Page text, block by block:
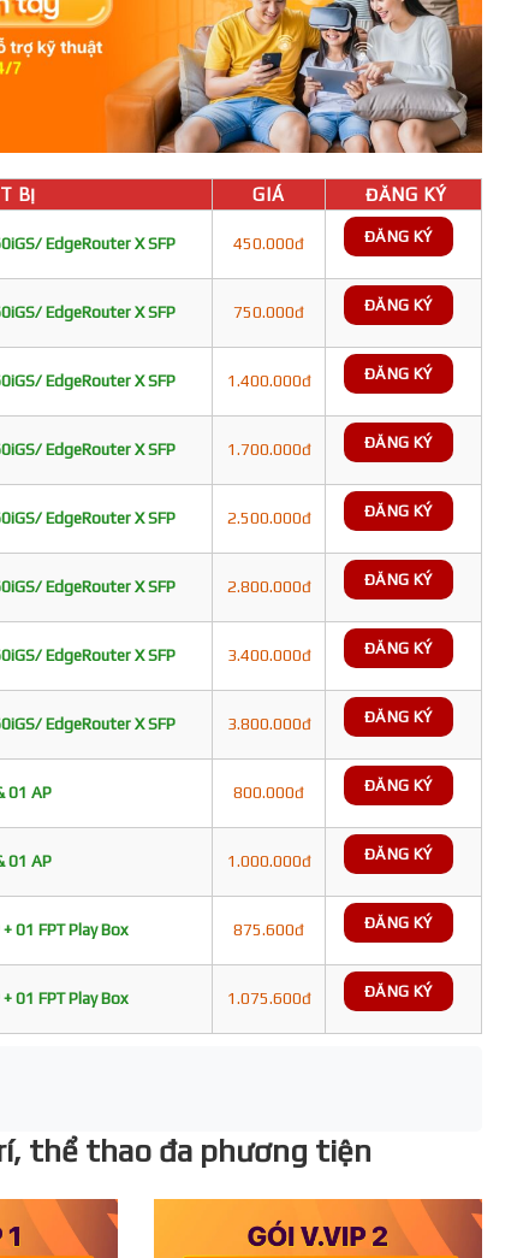
BỊ GIÁ ĐĂNG KÝ
EdgeRouter X SFP 450.000đ ĐĂNG KÝ
EdgeRouter X SFP 750.000đ ĐĂNG KÝ
EdgeRouter X SFP 1.400.000đ ĐĂNG KÝ
EdgeRouter X SFP 1.700.000đ ĐĂNG KÝ
EdgeRouter X SFP 2.500.000đ ĐĂNG KÝ
EdgeRouter X SFP 2.800.000đ ĐĂNG KÝ
EdgeRouter X SFP 3.400.000đ ĐĂNG KÝ
EdgeRouter X SFP 3.800.000đ ĐĂNG KÝ
01 AP 800.000đ ĐĂNG KÝ
01 AP 1.000.000đ ĐĂNG KÝ
01 FPT Play Box 875.600đ ĐĂNG KÝ
01 FPT Play Box 1.075.600đ ĐĂNG KÝ
thể thao đa phương tiện